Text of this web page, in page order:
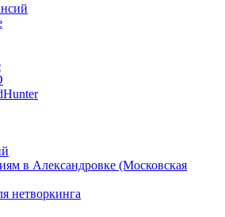
в Александровке (Московская
нетворкинга